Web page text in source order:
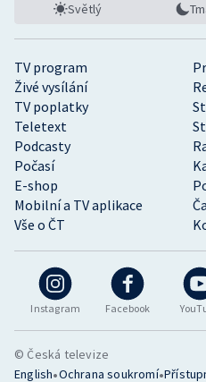
Instagram Facebook
TV program
Živé vysílání
TV poplatky
Teletext
Podcasty
Počasí
E-shop
Mobilní a TV aplikace
Vše o ČT
Světlý
© Česká televize
English•Ochrana soukromí•